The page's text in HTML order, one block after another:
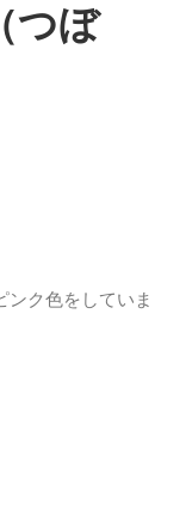
ぼ
ンク色をしていま